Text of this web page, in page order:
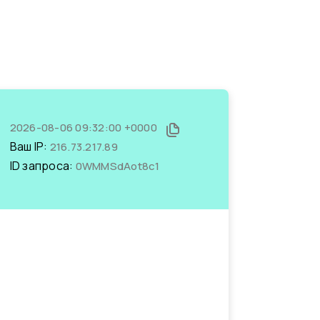
2026-08-06 09:32:00 +0000
Ваш IP: 216.73.217.89
ID запроса: 0WMMSdAot8c1